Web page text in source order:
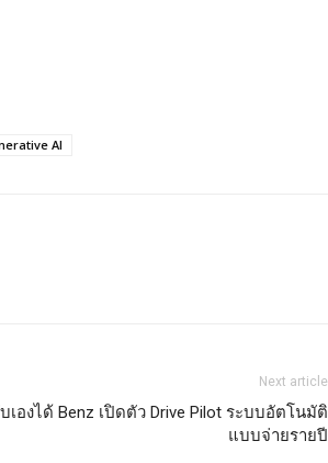
AI
Next article
เองได้ Benz เปิดตัว Drive Pilot ระบบอัตโนมัติ
แบบจ่ายรายปี